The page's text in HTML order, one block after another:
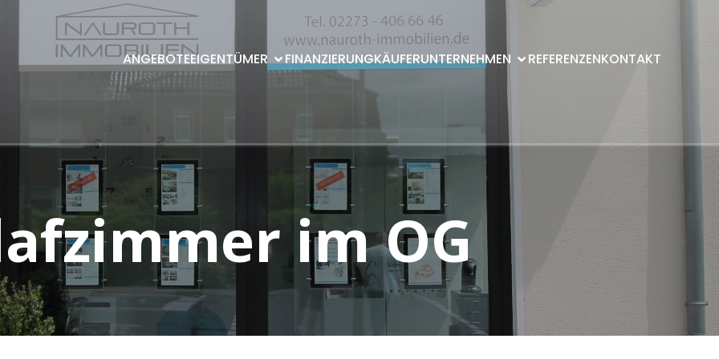
ANGEBOTEEIGENTÜMER FINANZIERUNGKÄUFERUNTERNEHMEN REFERENZENKONTAKT
im OG